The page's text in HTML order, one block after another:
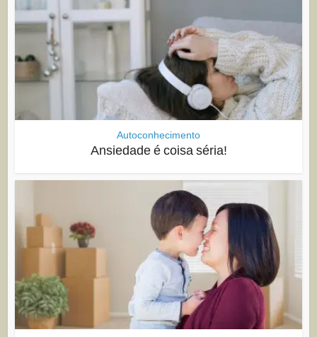
Autoconhecimento
Ansiedade é coisa séria!